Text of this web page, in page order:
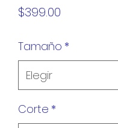
$399.00
Tamaño *
Corte *